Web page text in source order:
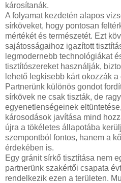
károsítanák.
A folyamat kezdetén alapos
sírköveket, hogy pontosan
mértékét és természetét. Ezt
sajátosságaihoz igazított
legmodernebb technológiákat
tisztítószereket használják,
lehető legkisebb kárt okozzák a
Partnerünk különös gondot
sírkövek ne csak tiszták, de
egyenetlenségeinek
károsodások javítása mind
újra a tökéletes állapotába
szempontból fontos, hanem a
érdekében is.
Egy gránit sírkő tisztítása nem
partnerünk szakértői csapata
rendelkezik ezen a területen.